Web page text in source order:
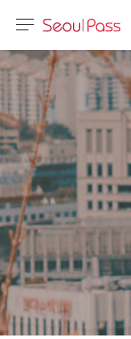
体)
文 (台灣)